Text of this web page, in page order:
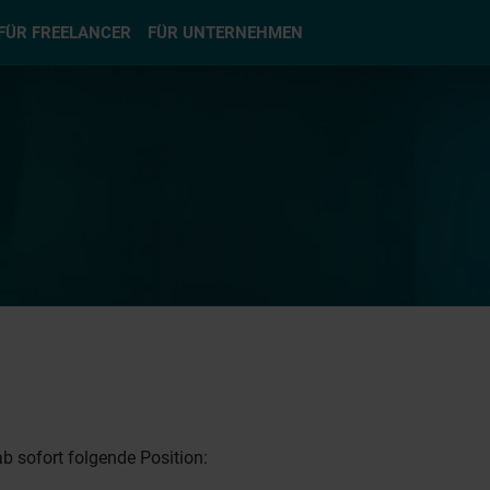
FREELANCER FÜR UNTERNEHMEN
sofort folgende Position: